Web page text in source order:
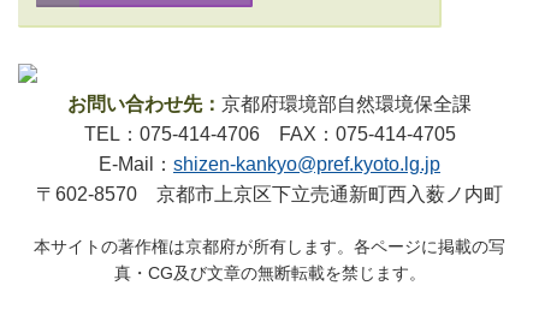
お問い合わせ先： 京都府環境部自然環境保全課
TEL：075-414-4706 FAX：075-414-4705
E-Mail： shizen-kankyo@pref.kyoto.lg.jp
〒602-8570 京都市上京区下立売通新町西入薮ノ内町
本サイトの著作権は京都府が所有します。各ページに掲載の写
真・CG及び文章の無断転載を禁じます。